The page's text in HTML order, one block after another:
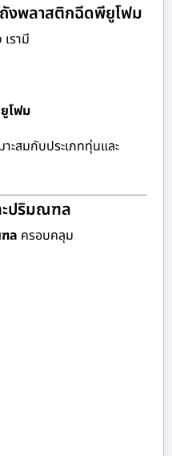
งพลาสติกฉีดพียูโฟม
รามี
โฟม
ะสมกับประเภททุ่นและ
ะปริมณฑล
ล ครอบคลุม